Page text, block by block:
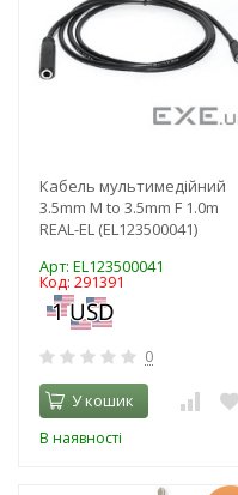
Кабель мультимедійний
3.5mm M to 3.5mm F 1.0m
REAL-EL (EL123500041)
Арт: EL123500041
Код: 291391
0
У кошик
В наявності